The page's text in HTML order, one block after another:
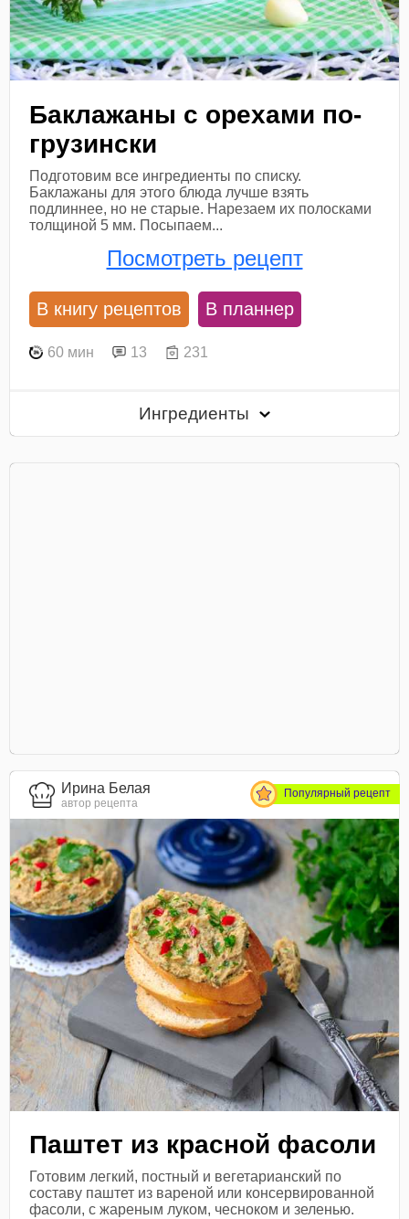
Баклажаны с орехами по-
грузински
Подготовим все ингредиенты по списку.
Баклажаны для этого блюда лучше взять
подлиннее, но не старые. Нарезаем их полосками
толщиной 5 мм. Посыпаем...
Посмотреть рецепт
В книгу рецептов В планнер
60 мин 13 231
Ингредиенты
Ирина Белая
автор рецепта
Популярный рецепт
Паштет из красной фасоли
Готовим легкий, постный и вегетарианский по
составу паштет из вареной или консервированной
фасоли, с жареным луком, чесноком и зеленью.